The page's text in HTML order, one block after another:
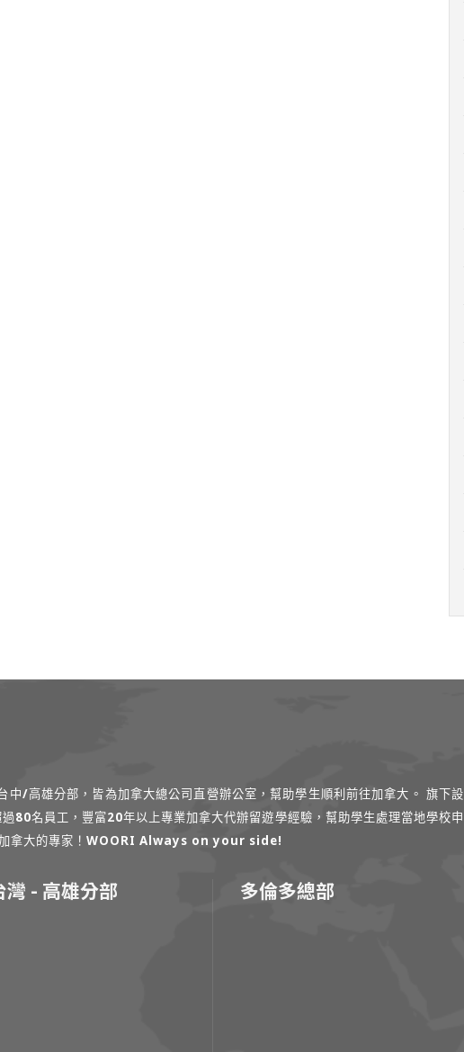
/高雄分部，皆為加拿大總公司直營辦公室，幫助學生順利前往加拿大。 旗下設
80名員工，豐富20年以上專業加拿大代辦留遊學經驗，幫助學生處理當地學校申
加拿大的專家！WOORI Always on your side!
灣 - 高雄分部 多倫多總部